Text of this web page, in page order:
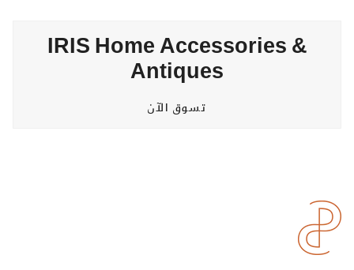
IRIS Home Accessories &
Antiques
تسوق الآن